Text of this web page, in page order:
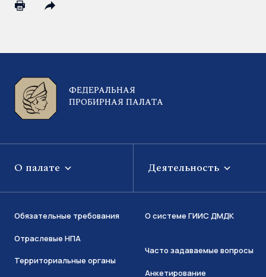
ФЕДЕРАЛЬНАЯ
ПРОБИРНАЯ ПАЛАТА
О палате Деятельность
Обязательные требования
Отраслевые НПА
Территориальные органы
О системе ГИИС ДМДК
Часто задаваемые вопросы
Анкетирование